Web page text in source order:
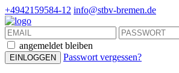
+4942159584-12 info@stbv-bremen.de
angemeldet bleiben
Passwort vergessen?